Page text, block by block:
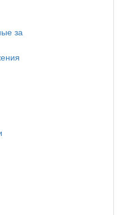
за